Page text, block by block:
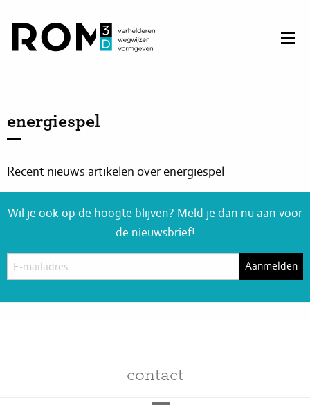
energiespel
Recent nieuws artikelen over energiespel
Wil je ook op de hoogte blijven? Meld je dan nu aan voor
de nieuwsbrief!
contact